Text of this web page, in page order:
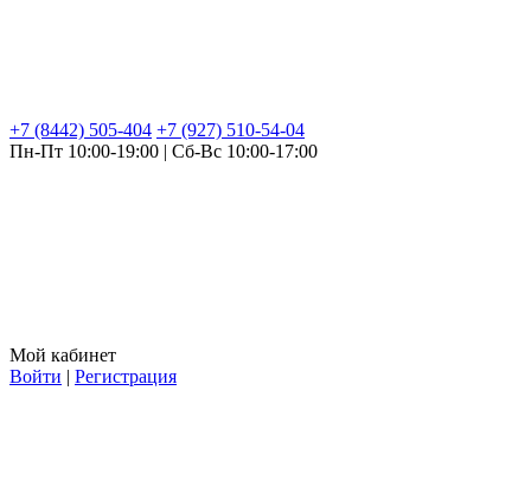
+7 (8442) 505-404 +7 (927) 510-54-04
Пн-Пт 10:00-19:00 | Сб-Вс 10:00-17:00
Мой кабинет
Войти | Регистрация